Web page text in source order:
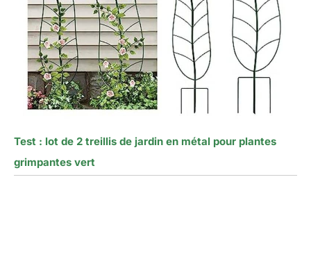
Test : lot de 2 treillis de jardin en métal pour plantes
grimpantes vert